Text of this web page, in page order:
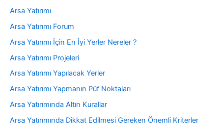
Arsa Yatırımı
Arsa Yatırımı Forum
Arsa Yatırımı İçin En İyi Yerler Nereler ?
Arsa Yatırımı Projeleri
Arsa Yatırımı Yapılacak Yerler
Arsa Yatırımı Yapmanın Püf Noktaları
Arsa Yatırımında Altın Kurallar
Arsa Yatırımında Dikkat Edilmesi Gereken Önemli Kriterler